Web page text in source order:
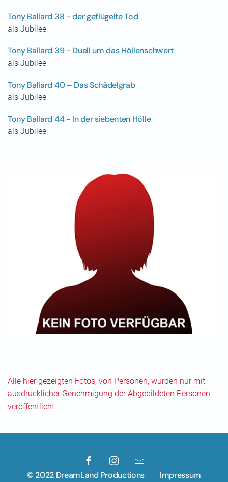
Tony Ballard 38 - der geflügelte Tod
als Jubilee
Tony Ballard 39 - Duell um das Höllenschwert
als Jubilee
Tony Ballard 40 – Das Schädelgrab
als Jubilee
Tony Ballard 44 - In der siebenten Hölle
als Jubilee
Alle hier gezeigten Fotos, von Personen, wurden nur mit
ausdrücklicher Genehmigung der Abgebildeten Personen
veröffentlicht.
© 2022 DreamLand Productions Impressum